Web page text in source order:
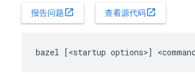
报告问题open_in_new 查看源代码open_in_new